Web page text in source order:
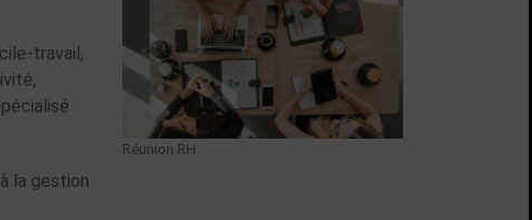
travail,
la gestion
Réunion RH